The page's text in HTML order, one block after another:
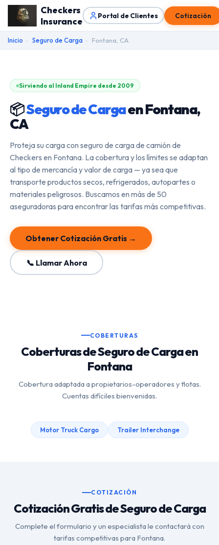
Checkers
Insurance
Portal de Clientes Cotización
Inicio › Seguro de Carga › Fontana, CA
Sirviendo al Inland Empire desde 2009
📦Seguro de Cargaen Fontana,
CA
Proteja su carga con seguro de carga de camión de
Checkers en Fontana. La cobertura y los límites se adaptan
al tipo de mercancía y valor de carga — ya sea que
transporte productos secos, refrigerados, autopartes o
materiales peligrosos. Buscamos en más de 50
aseguradoras para encontrar las tarifas más competitivas.
Obtener Cotización Gratis →
📞 Llamar Ahora
COBERTURAS
Coberturas de Seguro de Carga en
Fontana
Cobertura adaptada a propietarios-operadores y flotas.
Cuentas difíciles bienvenidas.
Motor Truck Cargo Trailer Interchange
COTIZACIÓN
Cotización Gratis de Seguro de Carga
Complete el formulario y un especialista le contactará con
tarifas competitivas para Fontana.